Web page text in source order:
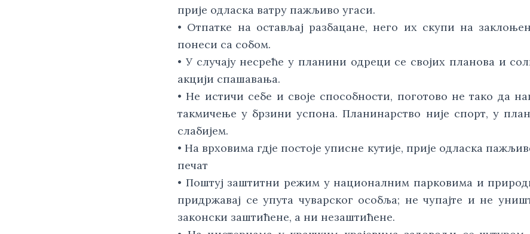
прије одласка ватру пажљиво угаси.
• Отпатке на остављај разбацане, него их скупи на
понеси са собом.
• У случају несреће у планини одреци се својих планова и
акцији спашавања.
• Не истичи себе и своје способности, поготово не тако да
такмичење у брзини успона. Планинарство није спорт, у
слабијем.
• На врховима гдје постоје уписне кутије, прије одласка
печат
• Поштуј заштитни режим у националним парковима и
придржавај се упута чуварског особља; не чупајте и не
законски заштићене, а ни незаштићене.